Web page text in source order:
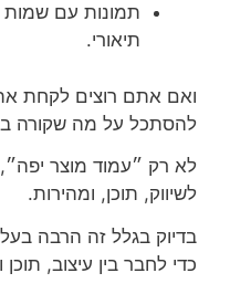
תמונות עם שמות
תיאורי.
ואם אתם רוצים לקחת
להסתכל על מה שקורה
לא רק ״עמוד מוצר
לשיווק, תוכן, ומהירות.
בדיוק בגלל זה הרבה
כדי לחבר בין עיצוב,